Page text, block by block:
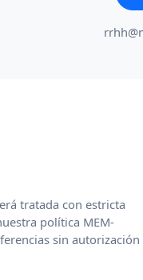
tratada con estricta
política MEM-
sin autorización